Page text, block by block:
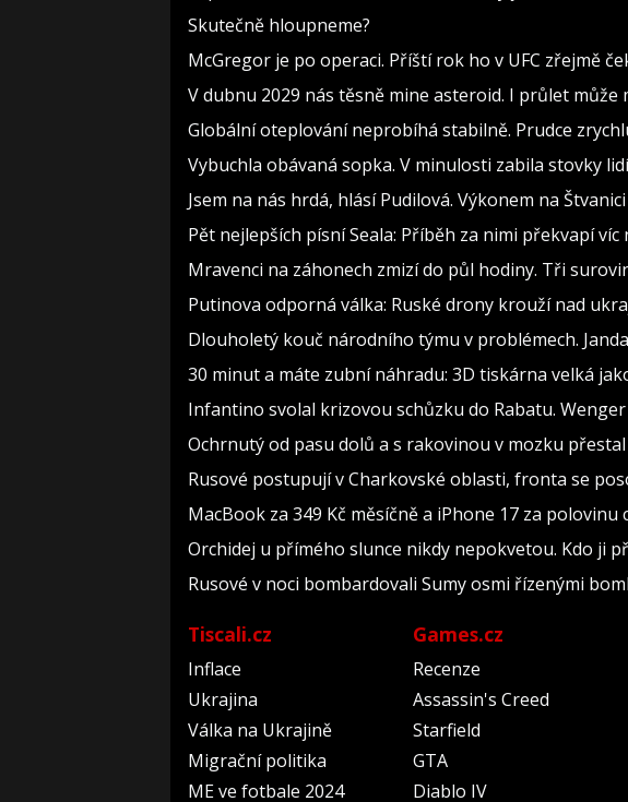
Skutečně hloupneme?
McGregor je po operaci. Příští rok ho v UFC zřejmě
V dubnu 2029 nás těsně mine asteroid. I průlet může
Globální oteplování neprobíhá stabilně. Prudce
Vybuchla obávaná sopka. V minulosti zabila stovky lidí
Jsem na nás hrdá, hlásí Pudilová. Výkonem na
Pět nejlepších písní Seala: Příběh za nimi překvapí
Mravenci na záhonech zmizí do půl hodiny. Tři
Putinova odporná válka: Ruské drony krouží nad
Dlouholetý kouč národního týmu v problémech.
30 minut a máte zubní náhradu: 3D tiskárna velká
Infantino svolal krizovou schůzku do Rabatu.
Ochrnutý od pasu dolů a s rakovinou v mozku
Rusové postupují v Charkovské oblasti, fronta se
MacBook za 349 Kč měsíčně a iPhone 17 za
Orchidej u přímého slunce nikdy nepokvetou. Kdo ji
Rusové v noci bombardovali Sumy osmi řízenými
Tiscali.cz
Inflace
Ukrajina
Válka na Ukrajině
Migrační politika
ME ve fotbale 2024
Games.cz
Recenze
Assassin's Creed
Starfield
GTA
Diablo IV